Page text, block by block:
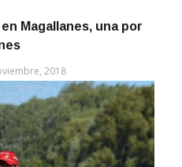
Magallanes, una por
2018